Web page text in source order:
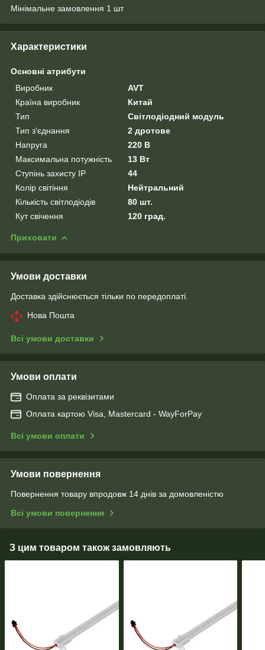
Мінімальне замовлення 1 шт
Характеристики
Основні атрибути
Виробник
AVT
Країна виробник
Китай
Тип
Світлодіодний модуль
Тип з'єднання
2 дротове
Напруга
220 В
Максимальна потужність
13 Вт
Ступінь захисту IP
44
Колір світіння
Нейтральний
Кількість світлодіодів
80 шт.
Кут свічення
120 град.
Приховати
Умови доставки
Доставка здійснюється тільки по передоплаті.
Нова Пошта
Всі умови доставки
Умови оплати
Оплата за реквізитами
Оплата картою Visa, Mastercard - WayForPay
Всі умови оплати
Умови повернення
Повернення товару впродовж 14 днів за домовленістю
Всі умови повернення
З цим товаром також замовляють